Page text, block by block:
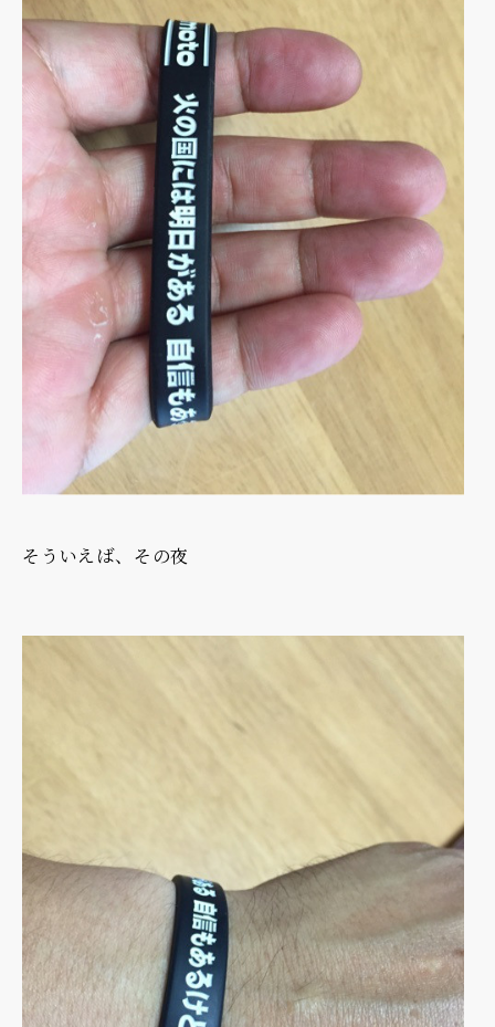
そういえば、その夜